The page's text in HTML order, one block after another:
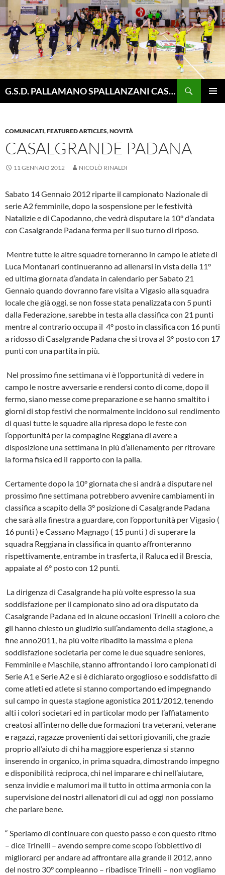
Vai
contenuto
G.S.D. PALLAMANO SPALLANZANI CASALGRANDE
COMUNICATI,FEATURED ARTICLES,NOVITÀ
CASALGRANDE PADANA
11 GENNAIO 2012 NICOLÒ RINALDI
Sabato 14 Gennaio 2012 riparte il campionato Nazionale di
serie A2 femminile, dopo la sospensione per le festività
Natalizie e di Capodanno, che vedrà disputare la 10° d’andata
con Casalgrande Padana ferma per il suo turno di riposo.
Mentre tutte le altre squadre torneranno in campo le atlete di
Luca Montanari continueranno ad allenarsi in vista della 11°
ed ultima giornata d’andata in calendario per Sabato 21
Gennaio quando dovranno fare visita a Vigasio alla squadra
locale che già oggi, se non fosse stata penalizzata con 5 punti
dalla Federazione, sarebbe in testa alla classifica con 21 punti
mentre al contrario occupa il 4° posto in classifica con 16 punti
a ridosso di Casalgrande Padana che si trova al 3° posto con 17
punti con una partita in più.
Nel prossimo fine settimana vi è l’opportunità di vedere in
campo le nostre avversarie e rendersi conto di come, dopo il
fermo, siano messe come preparazione e se hanno smaltito i
giorni di stop festivi che normalmente incidono sul rendimento
di quasi tutte le squadre alla ripresa dopo le feste con
l’opportunità per la compagine Reggiana di avere a
disposizione una settimana in più d’allenamento per ritrovare
la forma fisica ed il rapporto con la palla.
Certamente dopo la 10° giornata che si andrà a disputare nel
prossimo fine settimana potrebbero avvenire cambiamenti in
classifica a scapito della 3° posizione di Casalgrande Padana
che sarà alla finestra a guardare, con l’opportunità per Vigasio (
16 punti ) e Cassano Magnago ( 15 punti ) di superare la
squadra Reggiana in classifica in quanto affronteranno
rispettivamente, entrambe in trasferta, il Raluca ed il Brescia,
appaiate al 6° posto con 12 punti.
La dirigenza di Casalgrande ha più volte espresso la sua
soddisfazione per il campionato sino ad ora disputato da
Casalgrande Padana ed in alcune occasioni Trinelli a coloro che
gli hanno chiesto un giudizio sull’andamento della stagione, a
fine anno2011, ha più volte ribadito la massima e piena
soddisfazione societaria per come le due squadre seniores,
Femminile e Maschile, stanno affrontando i loro campionati di
Serie A1 e Serie A2 e si è dichiarato orgoglioso e soddisfatto di
come atleti ed atlete si stanno comportando ed impegnando
sul campo in questa stagione agonistica 2011/2012, tenendo
alti i colori societari ed in particolar modo per l’affiatamento
creatosi all’interno delle due formazioni tra veterani, veterane
e ragazzi, ragazze provenienti dai settori giovanili, che grazie
proprio all’aiuto di chi ha maggiore esperienza si stanno
inserendo in organico, in prima squadra, dimostrando impegno
e disponibilità reciproca, chi nel imparare e chi nell’aiutare,
senza invidie e malumori ma il tutto in ottima armonia con la
supervisione dei nostri allenatori di cui ad oggi non possiamo
che parlare bene.
“ Speriamo di continuare con questo passo e con questo ritmo
– dice Trinelli – avendo sempre come scopo l’obbiettivo di
migliorarci per andare ad affrontare alla grande il 2012, anno
del nostro 30° compleanno – ribadisce Trinelli – non vogliamo